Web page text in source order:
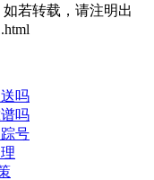
若转载，请注明出
吗
吗
号